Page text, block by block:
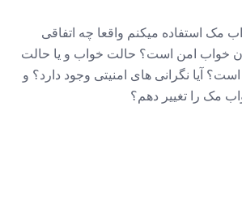
مک استفاده میکنم واقعا چه اتفاقی
خواب امن است؟ حالت خواب و یا حالت
آیا نگرانی های امنیتی وجود دارد؟ و
مک را تغییر دهم؟